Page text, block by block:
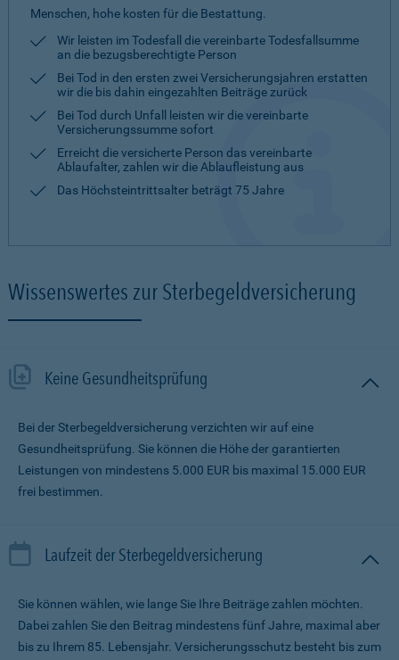
Menschen, hohe kosten für die Bestattung.
Wir leisten im Todesfall die vereinbarte Todesfallsumme
an die bezugsberechtigte Person
Bei Tod in den ersten zwei Versicherungsjahren erstatten
wir die bis dahin eingezahlten Beiträge zurück
Bei Tod durch Unfall leisten wir die vereinbarte
Versicherungssumme sofort
Erreicht die versicherte Person das vereinbarte
Ablaufalter, zahlen wir die Ablaufleistung aus
Das Höchsteintrittsalter beträgt 75 Jahre
Wissenswertes zur Sterbegeldversicherung
Keine Gesundheitsprüfung
Bei der Sterbegeldversicherung verzichten wir auf eine
Gesundheitsprüfung. Sie können die Höhe der garantierten
Leistungen von mindestens 5.000 EUR bis maximal 15.000 EUR
frei bestimmen.
Laufzeit der Sterbegeldversicherung
Sie können wählen, wie lange Sie Ihre Beiträge zahlen möchten.
Dabei zahlen Sie den Beitrag mindestens fünf Jahre, maximal aber
bis zu Ihrem 85. Lebensjahr. Versicherungsschutz besteht bis zum